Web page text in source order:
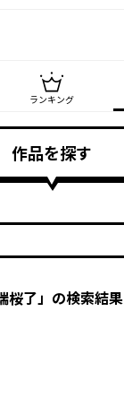
ミ
ランキング
作品を探す
桜了」の検索結果